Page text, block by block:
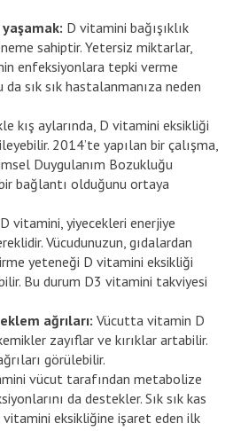
yaşamak: D vitamini bağışıklık
sahiptir. Yetersiz miktarlar,
enfeksiyonlara tepki verme
sık sık hastalanmanıza neden
kış aylarında, D vitamini eksikliği
2014’te yapılan bir çalışma,
Duygulanım Bozukluğu
bağlantı olduğunu ortaya
D vitamini, yiyecekleri enerjiye
Vücudunuzun, gıdalardan
yeteneği D vitamini eksikliği
Bu durum D3 vitamini takviyesi
ağrıları: Vücutta vitamin D
zayıflar ve kırıklar artabilir.
görülebilir.
vücut tarafından metabolize
da destekler. Sık sık kas
vitamini eksikliğine işaret eden ilk